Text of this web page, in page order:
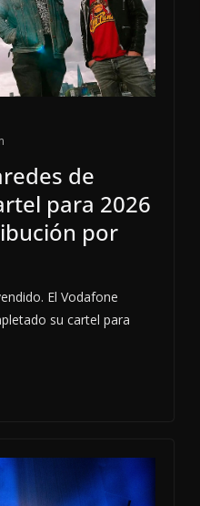
de
para 2026
por
El Vodafone
su cartel para